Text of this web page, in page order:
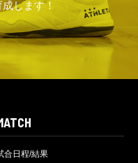
します！
合日程/結果